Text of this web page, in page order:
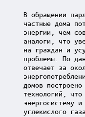
В обращении
частные дома
энергии, чем
аналоги, что
на граждан и
проблемы. По
отвечает за
домов
технологий,
энергосистему
углекислого газа.